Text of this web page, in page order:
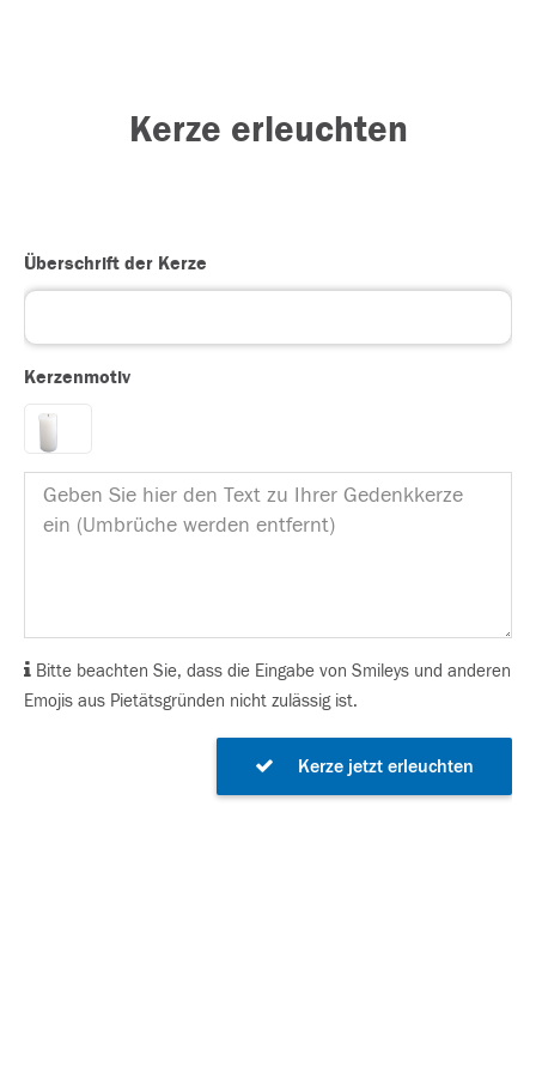
Kerze erleuchten
Überschrift der Kerze
Kerzenmotiv
Bitte beachten Sie, dass die Eingabe von Smileys und anderen
Emojis aus Pietätsgründen nicht zulässig ist.
Kerze jetzt erleuchten